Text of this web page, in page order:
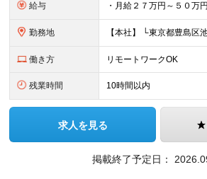
給与
勤務地
働き方 リモートワークOK
残業時間 10時間以内
求人を見る
掲載終了予定日：